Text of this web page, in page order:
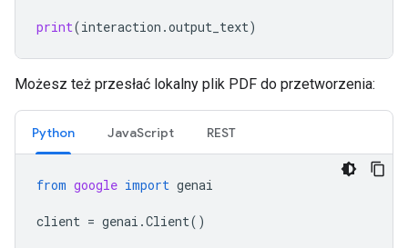
print(interaction .output_text)
Możesz też przesłać lokalny plik PDF do przetworzenia:
Python JavaScript REST
from google import genai
client = genai .Client()